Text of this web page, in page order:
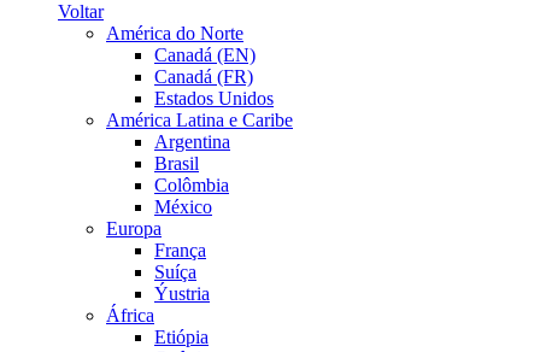
Voltar
América do Norte
Canadá (EN)
Canadá (FR)
Estados Unidos
América Latina e Caribe
Argentina
Brasil
Colômbia
México
Europa
França
Suíça
Ýustria
África
Etiópia